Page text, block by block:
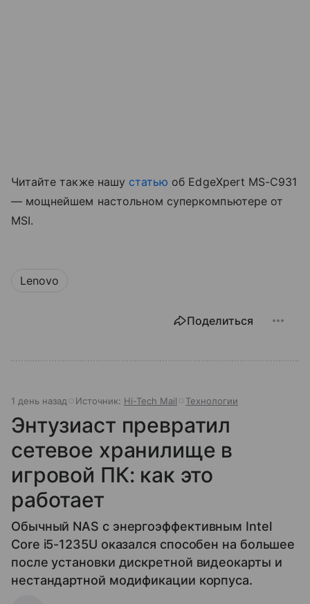
Читайте также нашу статью об EdgeXpert MS-C931
— мощнейшем настольном суперкомпьютере от
MSI.
Lenovo
Поделиться
1 день назад Источник: Hi-Tech Mail Технологии
Энтузиаст превратил
сетевое хранилище в
игровой ПК: как это
работает
Обычный NAS с энергоэффективным Intel
Core i5-1235U оказался способен на большее
после установки дискретной видеокарты и
нестандартной модификации корпуса.